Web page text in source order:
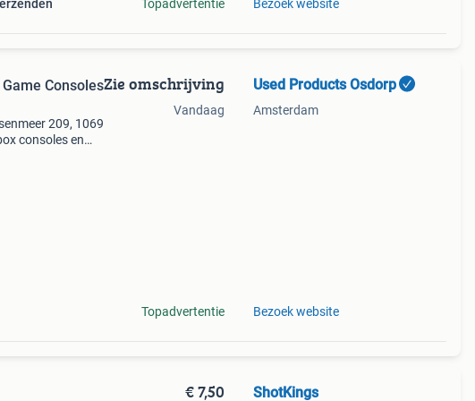
Topadvertentie Bezoek website
Consoles
209, 1069
consoles en
Zie omschrijving
Vandaag
Topadvertentie
Used Products Osdorp
Amsterdam
Bezoek website
€ 7,50 ShotKings